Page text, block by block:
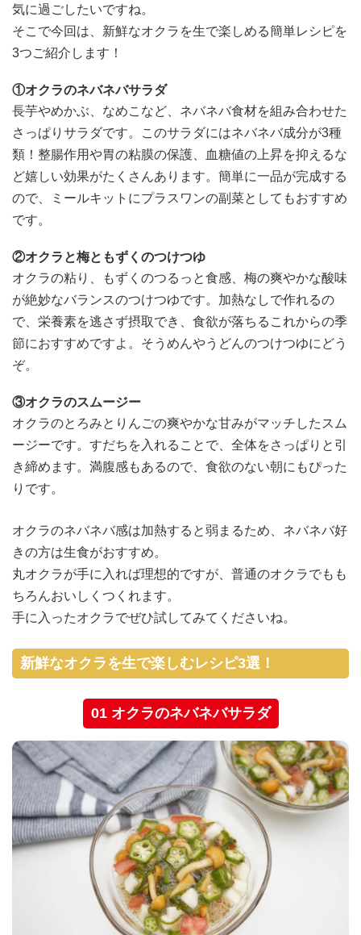
気に過ごしたいですね。
そこで今回は、新鮮なオクラを生で楽しめる簡単レシピを
3つご紹介します！
①オクラのネバネバサラダ
長芋やめかぶ、なめこなど、ネバネバ食材を組み合わせた
さっぱりサラダです。このサラダにはネバネバ成分が3種
類！整腸作用や胃の粘膜の保護、血糖値の上昇を抑えるな
ど嬉しい効果がたくさんあります。簡単に一品が完成する
ので、ミールキットにプラスワンの副菜としてもおすすめ
です。
②オクラと梅ともずくのつけつゆ
オクラの粘り、もずくのつるっと食感、梅の爽やかな酸味
が絶妙なバランスのつけつゆです。加熱なしで作れるの
で、栄養素を逃さず摂取でき、食欲が落ちるこれからの季
節におすすめですよ。そうめんやうどんのつけつゆにどう
ぞ。
③オクラのスムージー
オクラのとろみとりんごの爽やかな甘みがマッチしたスム
ージーです。すだちを入れることで、全体をさっぱりと引
き締めます。満腹感もあるので、食欲のない朝にもぴった
りです。
オクラのネバネバ感は加熱すると弱まるため、ネバネバ好
きの方は生食がおすすめ。
丸オクラが手に入れば理想的ですが、普通のオクラでもも
ちろんおいしくつくれます。
手に入ったオクラでぜひ試してみてくださいね。
新鮮なオクラを生で楽しむレシピ3選！
01 オクラのネバネバサラダ